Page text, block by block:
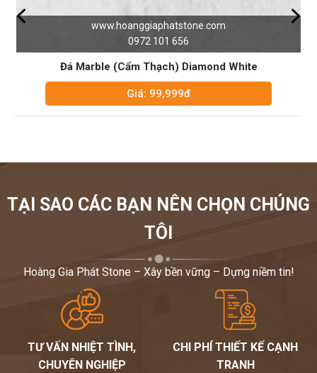
www.hoanggiaphatstone.com
0972 101 656
Đá Marble (Cẩm Thạch) Diamond White
Giá: 99,999đ
TẠI SAO CÁC BẠN NÊN CHỌN CHÚNG
TÔI
Hoàng Gia Phát Stone – Xây bền vững – Dựng niềm tin!
TƯ VẤN NHIỆT TÌNH,
CHUYÊN NGHIỆP
CHI PHÍ THIẾT KẾ CẠNH
TRANH